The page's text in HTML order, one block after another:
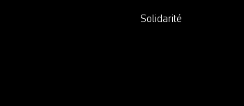
Solidarité